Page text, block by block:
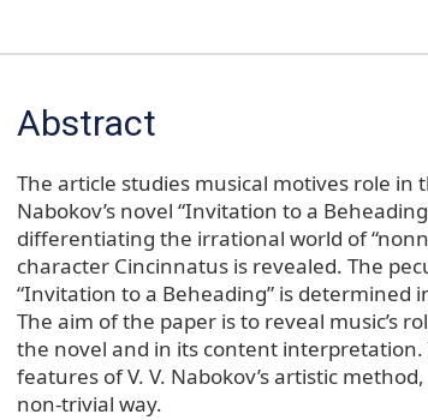
Abstract
The article studies musical motives role in
Nabokov’s novel “Invitation to a
differentiating the irrational world of
character Cincinnatus is revealed. The
“Invitation to a Beheading” is determined
The aim of the paper is to reveal music’s
the novel and in its content
features of V. V. Nabokov’s artistic
non-trivial way.